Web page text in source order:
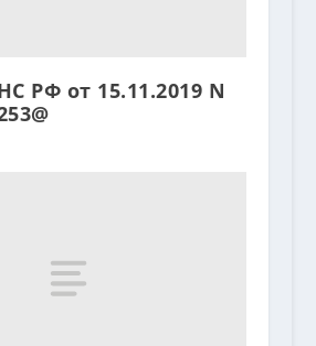
РФ от 15.11.2019 N